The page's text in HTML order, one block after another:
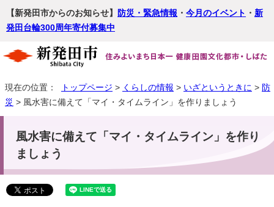
【新発田市からのお知らせ】 防災・緊急情報 ・ 今月のイベント ・ 新
発田台輪300周年寄付募集中
現在の位置： トップページ > くらしの情報 > いざというときに > 防
災 > 風水害に備えて「マイ・タイムライン」を作りましょう
風水害に備えて「マイ・タイムライン」を作り
ましょう